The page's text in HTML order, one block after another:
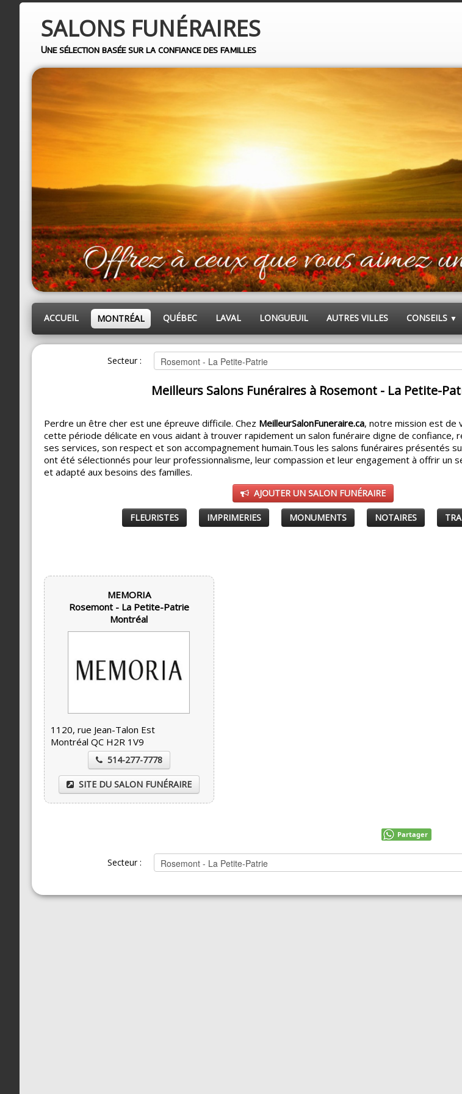
SALONS FUNÉRAIRES
Une sélection basée sur la confiance des familles
ACCUEIL MONTRÉAL QUÉBEC LAVAL LONGUEUIL AUTRES VILLES CONSEILS ▼
Secteur :
Meilleurs Salons Funéraires à Rosemont - La Petite-
Perdre un être cher est une épreuve difficile. Chez MeilleurSalonFuneraire.ca, notre mission est de
cette période délicate en vous aidant à trouver rapidement un salon funéraire digne de confiance,
ses services, son respect et son accompagnement humain.Tous les salons funéraires présentés
ont été sélectionnés pour leur professionnalisme, leur compassion et leur engagement à offrir un
et adapté aux besoins des familles.
AJOUTER UN SALON FUNÉRAIRE
FLEURISTES IMPRIMERIES MONUMENTS NOTAIRES
MEMORIA
Rosemont - La Petite-Patrie
Montréal
1120, rue Jean-Talon Est
Montréal QC H2R 1V9
514-277-7778
SITE DU SALON FUNÉRAIRE
Partager
Secteur :